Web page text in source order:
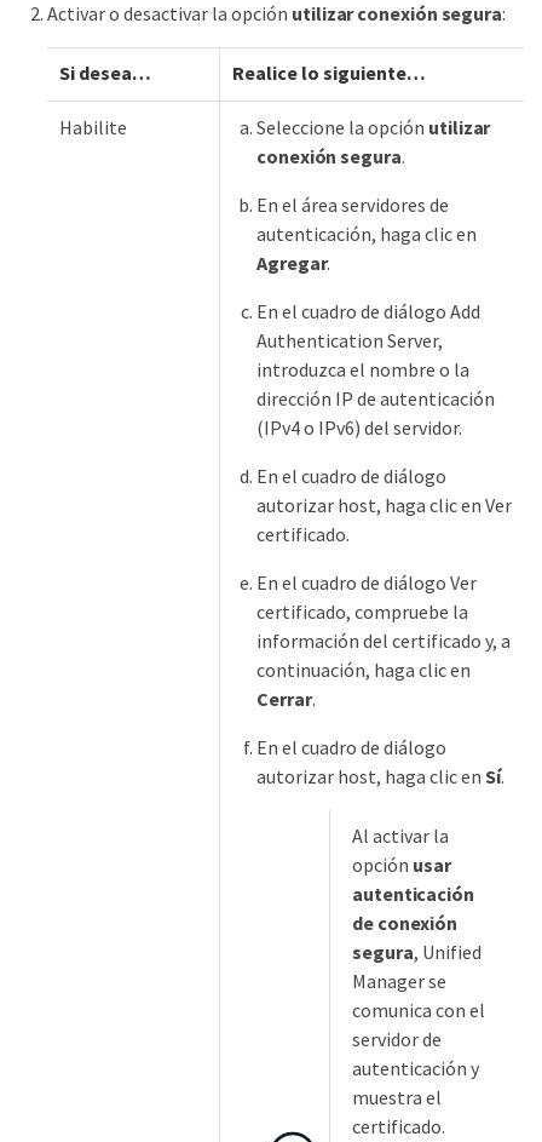
Activar o desactivar la opción utilizar conexión segura:
Si desea…​ Realice lo siguiente…​
Habilite Seleccione la opción utilizar
conexión segura.
En el área servidores de
autenticación, haga clic en
Agregar.
En el cuadro de diálogo Add
Authentication Server,
introduzca el nombre o la
dirección IP de autenticación
(IPv4 o IPv6) del servidor.
En el cuadro de diálogo
autorizar host, haga clic en Ver
certificado.
En el cuadro de diálogo Ver
certificado, compruebe la
información del certificado y, a
continuación, haga clic en
Cerrar.
En el cuadro de diálogo
autorizar host, haga clic en Sí.
Al activar la
opción usar
autenticación
de conexión
segura, Unified
Manager se
comunica con el
servidor de
autenticación y
muestra el
certificado.